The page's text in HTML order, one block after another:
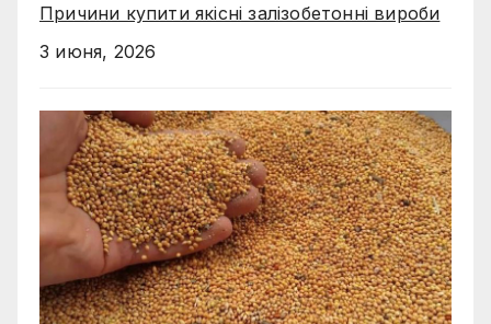
Причини купити якісні залізобетонні вироби
3 июня, 2026